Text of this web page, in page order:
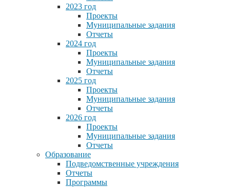
2023 год
Проекты
Муниципальные задания
Отчеты
2024 год
Проекты
Муниципальные задания
Отчеты
2025 год
Проекты
Муниципальные задания
Отчеты
2026 год
Проекты
Муниципальные задания
Отчеты
Образование
Подведомственные учреждения
Отчеты
Программы